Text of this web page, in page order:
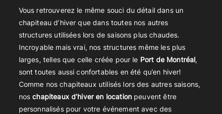
Vous retrouverez le même souci du détail dans un
chapiteau d’hiver que dans toutes nos autres
structures utilisées lors de saisons plus chaudes.
Incroyable mais vrai, nos structures même les plus
larges, telles que celle créée pour le Port de Montréal,
sont toutes aussi confortables en été qu’en hiver!
Comme nos chapiteaux utilisés lors des autres saisons,
noschapiteaux d’hiver en location peuvent être
personnalisés pour votre événement avec des